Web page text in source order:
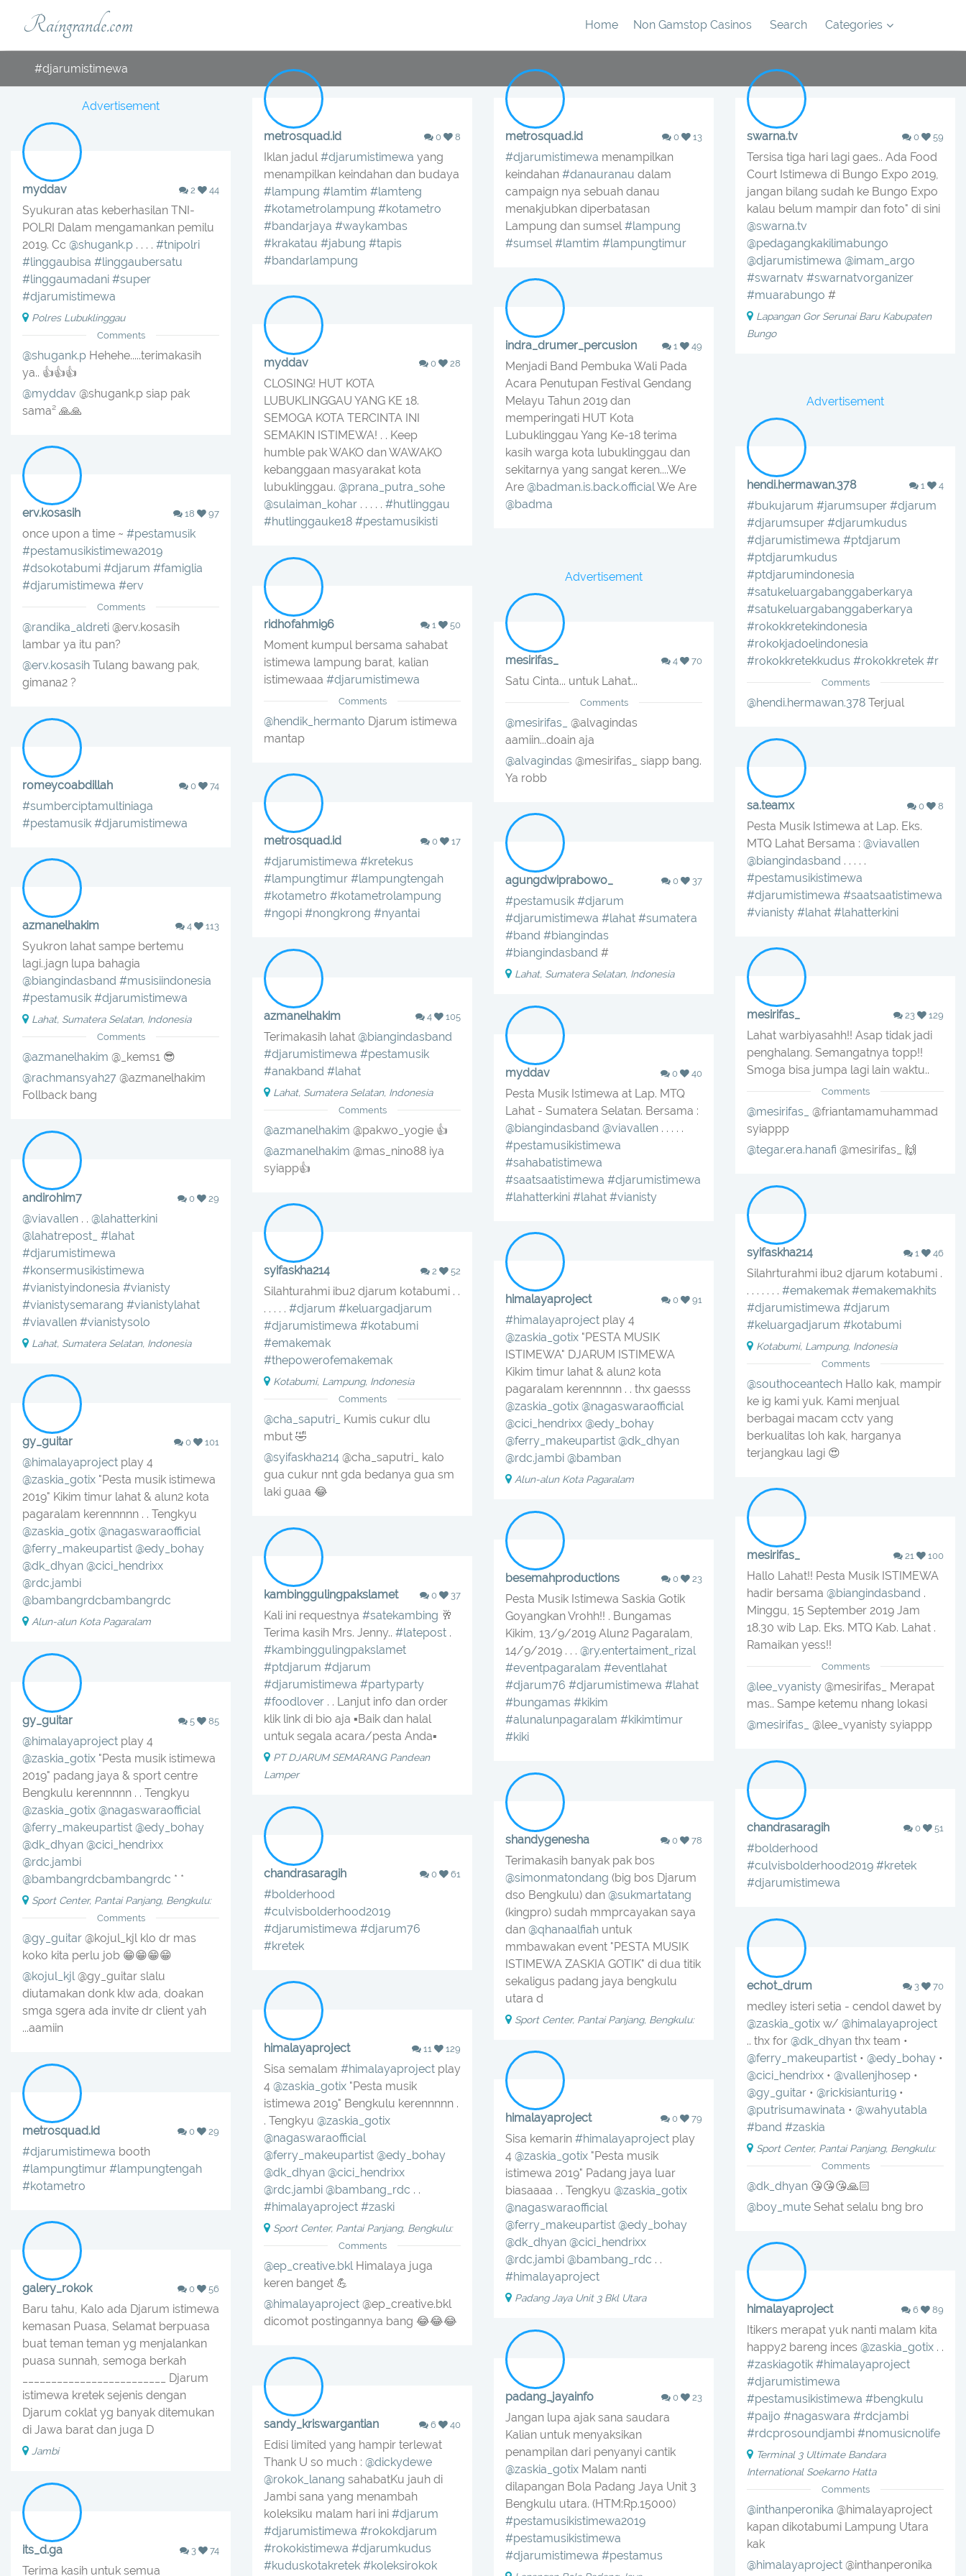
Raingrande.com Home Non Gamstop Casinos Search Categories
#djarumistimewa
Advertisement
metrosquad.id 0 8
Iklan jadul #djarumistimewa yang
menampilkan keindahan dan budaya
#lampung #lamtim #lamteng
#kotametrolampung #kotametro
#bandarjaya #waykambas
#krakatau #jabung #tapis
#bandarlampung
metrosquad.id 0 13
#djarumistimewa menampilkan
keindahan #danauranau dalam
campaign nya sebuah danau
menakjubkan diperbatasan
Lampung dan sumsel #lampung
#sumsel #lamtim #lampungtimur
swarna.tv 0 59
Tersisa tiga hari lagi gaes.. Ada Food
Court Istimewa di Bungo Expo 2019,
jangan bilang sudah ke Bungo Expo
kalau belum mampir dan foto" di sini
@swarna.tv
@pedagangkakilimabungo
@djarumistimewa @imam_argo
#swarnatv #swarnatvorganizer
#muarabungo #
Lapangan Gor Serunai Baru Kabupaten
Bungo
myddav 2 44
Syukuran atas keberhasilan TNI-
POLRI Dalam mengamankan pemilu
2019. Cc @shugank.p . . . . #tnipolri
#linggaubisa #linggaubersatu
#linggaumadani #super
#djarumistimewa
Polres Lubuklinggau
Comments
@shugank.p Hehehe.....terimakasih
ya.. 👍👍👍
@myddav @shugank.p siap pak
sama² 🙏🙏
indra_drumer_percusion 1 49
Menjadi Band Pembuka Wali Pada
Acara Penutupan Festival Gendang
Melayu Tahun 2019 dan
memperingati HUT Kota
Lubuklinggau Yang Ke-18 terima
kasih warga kota lubuklinggau dan
sekitarnya yang sangat keren....We
Are @badman.is.back.official We Are
@badma
myddav 0 28
CLOSING! HUT KOTA
LUBUKLINGGAU YANG KE 18.
SEMOGA KOTA TERCINTA INI
SEMAKIN ISTIMEWA! . . Keep
humble pak WAKO dan WAWAKO
kebanggaan masyarakat kota
lubuklinggau. @prana_putra_sohe
@sulaiman_kohar . . . . . #hutlinggau
#hutlinggauke18 #pestamusikisti
Advertisement
hendi.hermawan.378 1 4
#bukujarum #jarumsuper #djarum
#djarumsuper #djarumkudus
#djarumistimewa #ptdjarum
#ptdjarumkudus
#ptdjarumindonesia
#satukeluargabanggaberkarya
#satukeluargabanggaberkarya
#rokokkretekindonesia
#rokokjadoelindonesia
#rokokkretekkudus #rokokkretek #r
Comments
@hendi.hermawan.378 Terjual
erv.kosasih 18 97
once upon a time ~ #pestamusik
#pestamusikistimewa2019
#dsokotabumi #djarum #famiglia
#djarumistimewa #erv
Comments
@randika_aldreti @erv.kosasih
lambar ya itu pan?
@erv.kosasih Tulang bawang pak,
gimana2 ?
Advertisement
ridhofahmi96 1 50
Moment kumpul bersama sahabat
istimewa lampung barat, kalian
istimewaaa #djarumistimewa
Comments
@hendik_hermanto Djarum istimewa
mantap
mesirifas_ 4 70
Satu Cinta... untuk Lahat...
Comments
@mesirifas_
@alvagindas
aamiin...doain aja
@alvagindas @mesirifas_ siapp bang.
Ya robb
romeycoabdillah 0 74
#sumberciptamultiniaga
#pestamusik #djarumistimewa
sa.teamx 0 8
Pesta Musik Istimewa at Lap. Eks.
MTQ Lahat Bersama : @viavallen
@biangindasband . . . . .
#pestamusikistimewa
#djarumistimewa #saatsaatistimewa
#vianisty #lahat #lahatterkini
metrosquad.id 0 17
#djarumistimewa #kretekus
#lampungtimur #lampungtengah
#kotametro #kotametrolampung
#ngopi #nongkrong #nyantai
agungdwiprabowo_ 0 37
#pestamusik #djarum
#djarumistimewa #lahat #sumatera
#band #biangindas
#biangindasband #
Lahat, Sumatera Selatan, Indonesia
azmanelhakim 4 113
Syukron lahat sampe bertemu
lagi..jagn lupa bahagia
@biangindasband #musisiindonesia
#pestamusik #djarumistimewa
Lahat, Sumatera Selatan, Indonesia
Comments
@azmanelhakim @_kems1 😎
@rachmansyah27 @azmanelhakim
Follback bang
mesirifas_ 23 129
Lahat warbiyasahh!! Asap tidak jadi
penghalang. Semangatnya topp!!
Smoga bisa jumpa lagi lain waktu..
Comments
@mesirifas_
@friantamamuhammad
syiappp
@tegar.era.hanafi @mesirifas_ 🙌
azmanelhakim 4 105
Terimakasih lahat @biangindasband
#djarumistimewa #pestamusik
#anakband #lahat
Lahat, Sumatera Selatan, Indonesia
Comments
@azmanelhakim @pakwo_yogie 👍
@azmanelhakim @mas_nino88 iya
syiapp👍
myddav 0 40
Pesta Musik Istimewa at Lap. MTQ
Lahat - Sumatera Selatan. Bersama :
@biangindasband @viavallen . . . . .
#pestamusikistimewa
#sahabatistimewa
#saatsaatistimewa #djarumistimewa
#lahatterkini #lahat #vianisty
andirohim7 0 29
@viavallen . . @lahatterkini
@lahatrepost_
#lahat
#djarumistimewa
#konsermusikistimewa
#vianistyindonesia #vianisty
#vianistysemarang #vianistylahat
#viavallen #vianistysolo
Lahat, Sumatera Selatan, Indonesia
syifaskha214 1 46
Silahrturahmi ibu2 djarum kotabumi .
. . . . . . . #emakemak #emakemakhits
#djarumistimewa #djarum
#keluargadjarum #kotabumi
Kotabumi, Lampung, Indonesia
Comments
@southoceantech Hallo kak, mampir
ke ig kami yuk. Kami menjual
berbagai macam cctv yang
berkualitas loh kak, harganya
terjangkau lagi 😍
syifaskha214 2 52
Silahturahmi ibu2 djarum kotabumi . .
. . . . . #djarum #keluargadjarum
#djarumistimewa #kotabumi
#emakemak
#thepowerofemakemak
Kotabumi, Lampung, Indonesia
Comments
@cha_saputri_
Kumis cukur dlu
mbut 🤣
@syifaskha214 @cha_saputri_ kalo
gua cukur nnt gda bedanya gua sm
laki guaa 😂
himalayaproject 0 91
#himalayaproject play 4
@zaskia_gotix "PESTA MUSIK
ISTIMEWA" DJARUM ISTIMEWA
Kikim timur lahat & alun2 kota
pagaralam kerennnnn . . thx gaesss
@zaskia_gotix @nagaswaraofficial
@cici_hendrixx @edy_bohay
@ferry_makeupartist @dk_dhyan
@rdc.jambi @bamban
Alun-alun Kota Pagaralam
gy_guitar 0 101
@himalayaproject play 4
@zaskia_gotix "Pesta musik istimewa
2019" Kikim timur lahat & alun2 kota
pagaralam kerennnnn . . Tengkyu
@zaskia_gotix @nagaswaraofficial
@ferry_makeupartist @edy_bohay
@dk_dhyan @cici_hendrixx
@rdc.jambi
@bambangrdcbambangrdc
Alun-alun Kota Pagaralam
mesirifas_ 21 100
Hallo Lahat!! Pesta Musik ISTIMEWA
hadir bersama @biangindasband .
Minggu, 15 September 2019 Jam
18.30 wib Lap. Eks. MTQ Kab. Lahat .
Ramaikan yess!!
Comments
@lee_vyanisty @mesirifas_ Merapat
mas.. Sampe ketemu nhang lokasi
@mesirifas_
@lee_vyanisty syiappp
besemahproductions 0 23
Pesta Musik Istimewa Saskia Gotik
Goyangkan Vrohh!! . Bungamas
Kikim, 13/9/2019 Alun2 Pagaralam,
14/9/2019 . . . @ry.entertaiment_rizal
#eventpagaralam #eventlahat
#djarum76 #djarumistimewa #lahat
#bungamas #kikim
#alunalunpagaralam #kikimtimur
#kiki
kambinggulingpakslamet 0 37
Kali ini requestnya #satekambing 🥂
Terima kasih Mrs. Jenny.. #latepost .
#kambinggulingpakslamet
#ptdjarum #djarum
#djarumistimewa #partyparty
#foodlover . . Lanjut info dan order
klik link di bio aja ▪︎Baik dan halal
untuk segala acara/pesta Anda▪︎
PT DJARUM SEMARANG Pandean
Lamper
gy_guitar 5 85
@himalayaproject play 4
@zaskia_gotix "Pesta musik istimewa
2019" padang jaya & sport centre
Bengkulu kerennnnn . . Tengkyu
@zaskia_gotix @nagaswaraofficial
@ferry_makeupartist @edy_bohay
@dk_dhyan @cici_hendrixx
@rdc.jambi
@bambangrdcbambangrdc * *
Sport Center, Pantai Panjang, Bengkulu:
Comments
@gy_guitar @kojul_kjl klo dr mas
koko kita perlu job 😁😁😁😁
@kojul_kjl @gy_guitar slalu
diutamakan donk klw ada, doakan
smga sgera ada invite dr client yah
...aamiin
chandrasaragih 0 51
#bolderhood
#culvisbolderhood2019 #kretek
#djarumistimewa
shandygenesha 0 78
Terimakasih banyak pak bos
@simonmatondang (big bos Djarum
dso Bengkulu) dan @sukmartatang
(kingpro) sudah mmprcayakan saya
dan @qhanaalfiah untuk
mmbawakan event "PESTA MUSIK
ISTIMEWA ZASKIA GOTIK" di dua titik
sekaligus padang jaya bengkulu
utara d
Sport Center, Pantai Panjang, Bengkulu:
chandrasaragih 0 61
#bolderhood
#culvisbolderhood2019
#djarumistimewa #djarum76
#kretek
echot_drum 3 70
medley isteri setia - cendol dawet by
@zaskia_gotix w/ @himalayaproject
.. thx for @dk_dhyan thx team •
@ferry_makeupartist • @edy_bohay •
@cici_hendrixx • @vallenjhosep •
@gy_guitar • @rickisianturi19 •
@putrisumawinata • @wahyutabla
#band #zaskia
Sport Center, Pantai Panjang, Bengkulu:
Comments
@dk_dhyan 😘😘😘🙏🏻
@boy_mute Sehat selalu bng bro
himalayaproject 11 129
Sisa semalam #himalayaproject play
4 @zaskia_gotix "Pesta musik
istimewa 2019" Bengkulu kerennnnn .
. Tengkyu @zaskia_gotix
@nagaswaraofficial
@ferry_makeupartist @edy_bohay
@dk_dhyan @cici_hendrixx
@rdc.jambi @bambang_rdc . .
#himalayaproject #zaski
Sport Center, Pantai Panjang, Bengkulu:
Comments
@ep_creative.bkl Himalaya juga
keren banget 💪
@himalayaproject @ep_creative.bkl
dicomot postingannya bang 😂😂😂
himalayaproject 0 79
Sisa kemarin #himalayaproject play
4 @zaskia_gotix "Pesta musik
istimewa 2019" Padang jaya luar
biasaaaa . . Tengkyu @zaskia_gotix
@nagaswaraofficial
@ferry_makeupartist @edy_bohay
@dk_dhyan @cici_hendrixx
@rdc.jambi @bambang_rdc . .
#himalayaproject
Padang Jaya Unit 3 Bkl Utara
metrosquad.id 0 29
#djarumistimewa booth
#lampungtimur #lampungtengah
#kotametro
galery_rokok 0 56
Baru tahu, Kalo ada Djarum istimewa
kemasan Puasa, Selamat berpuasa
buat teman teman yg menjalankan
puasa sunnah, semoga berkah
_________________________ Djarum
istimewa kretek sejenis dengan
Djarum coklat yg banyak ditemukan
di Jawa barat dan juga D
Jambi
himalayaproject 6 89
Itikers merapat yuk nanti malam kita
happy2 bareng inces @zaskia_gotix . .
#zaskiagotik #himalayaproject
#djarumistimewa
#pestamusikistimewa #bengkulu
#paijo #nagaswara #rdcjambi
#rdcprosoundjambi #nomusicnolife
Terminal 3 Ultimate Bandara
International Soekarno Hatta
Comments
@inthanperonika @himalayaproject
kapan dikotabumi Lampung Utara
kak
@himalayaproject @inthanperonika
padang_jayainfo 0 23
Jangan lupa ajak sana saudara
Kalian untuk menyaksikan
penampilan dari penyanyi cantik
@zaskia_gotix Malam nanti
dilapangan Bola Padang Jaya Unit 3
Bengkulu utara. (HTM:Rp.15000)
#pestamusikistimewa2019
#pestamusikistimewa
#djarumistimewa #pestamus
sandy_kriswargantian 6 40
Edisi limited yang hampir terlewat
Thank U so much : @dickydewe
@rokok_lanang sahabatKu jauh di
Jambi sana yang menambah
koleksiku malam hari ini #djarum
#djarumistimewa #rokokdjarum
#rokokistimewa #djarumkudus
#kuduskotakretek #koleksirokok
its_d.ga 3 74
Terima kasih untuk semua